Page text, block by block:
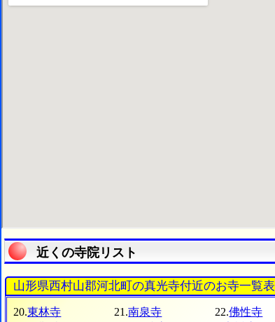
近くの寺院リスト
山形県西村山郡河北町の真光寺付近のお寺一覧表
20.東林寺 21.南泉寺 22.佛性寺